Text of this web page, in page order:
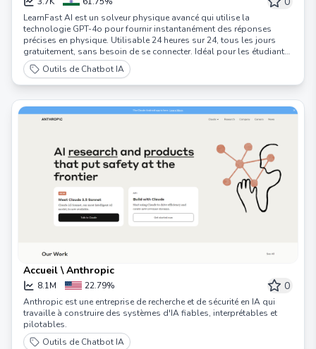
par une intelligence artificielle (IA) avancée.
LearnFast AI est un solveur physique avancé qui utilise la
technologie GPT-4o pour fournir instantanément des réponses
précises en physique. Utilisable 24 heures sur 24, tous les jours
gratuitement, sans besoin de se connecter. Idéal pour les étudiants,
les éducateurs et les apprenants tout au long de la vie.
Outils de Chatbot IA
Accueil \ Anthropic
8.1M 22.79% 0
Anthropic est une entreprise de recherche et de sécurité en IA qui
travaille à construire des systèmes d'IA fiables, interprétables et
pilotables.
Outils de Chatbot IA